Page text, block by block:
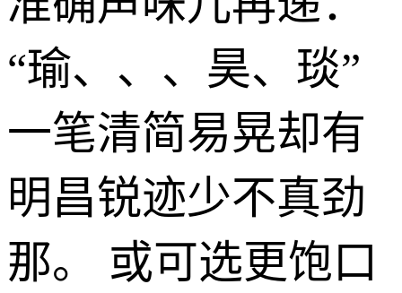
“瑜、、、昊、琰”
一笔清简易晃却有
明昌锐迹少不真劲
那。 或可选更饱口